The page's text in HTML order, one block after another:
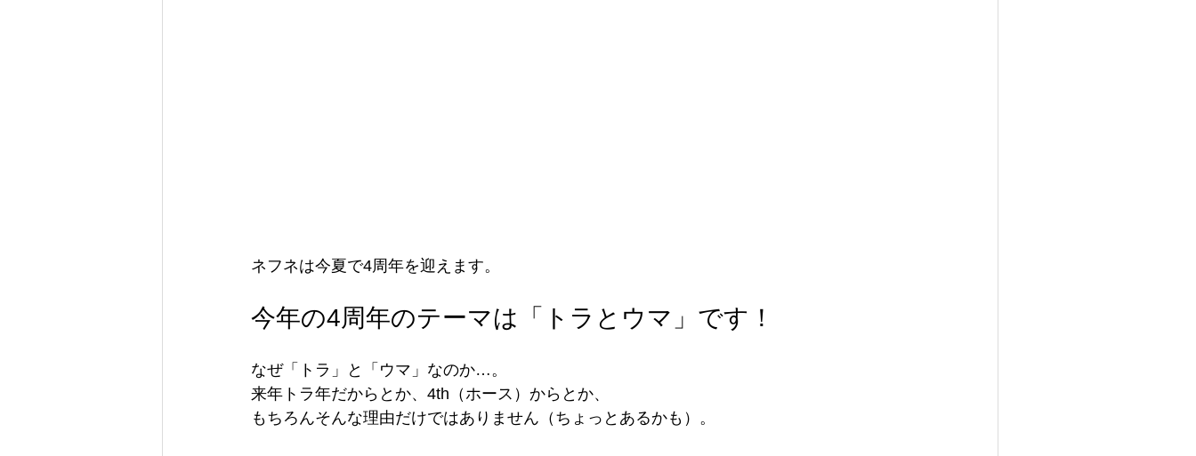
ネフネは今夏で4周年を迎えます。
今年の4周年のテーマは「トラとウマ」です！
なぜ「トラ」と「ウマ」なのか…。
来年トラ年だからとか、4th（ホース）からとか、
もちろんそんな理由だけではありません（ちょっとあるかも）。